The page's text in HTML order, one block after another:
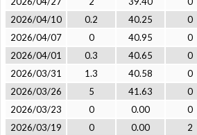
2026/04/10
0.2 40.25 0
2026/04/07
0 40.95 0
2026/04/01
0.3 40.65 0
2026/03/31
1.3 40.58 0
2026/03/26
5 41.63 0
2026/03/23
0 0.00 0
2026/03/19
0 0.00 2